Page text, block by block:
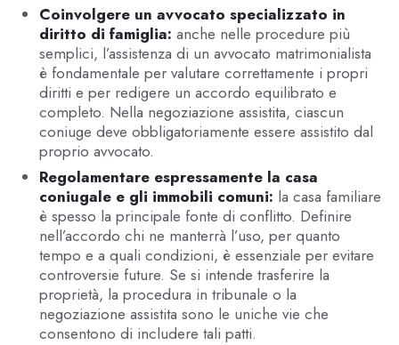
Coinvolgere un avvocato specializzato in
diritto di famiglia: anche nelle procedure più
semplici, l’assistenza di un avvocato matrimonialista
è fondamentale per valutare correttamente i propri
diritti e per redigere un accordo equilibrato e
completo. Nella negoziazione assistita, ciascun
coniuge deve obbligatoriamente essere assistito dal
proprio avvocato.
Regolamentare espressamente la casa
coniugale e gli immobili comuni: la casa familiare
è spesso la principale fonte di conflitto. Definire
nell’accordo chi ne manterrà l’uso, per quanto
tempo e a quali condizioni, è essenziale per evitare
controversie future. Se si intende trasferire la
proprietà, la procedura in tribunale o la
negoziazione assistita sono le uniche vie che
consentono di includere tali patti.